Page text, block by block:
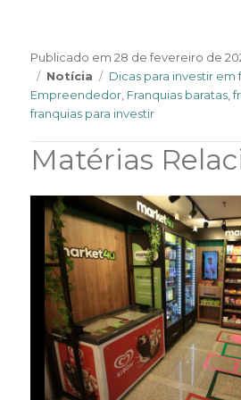
Publicado em28 de fevereiro de
Categories
Notícia Tags
Dicas para investir em
Empreendedor Franquias baratas ,
franquias para investir
Matérias